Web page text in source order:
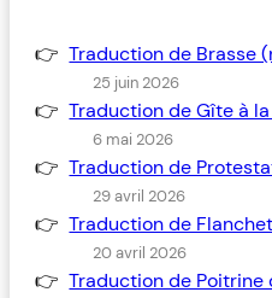
Traduction de Brasse
25 juin 2026
Traduction de Gîte à
6 mai 2026
Traduction de
29 avril 2026
Traduction de
20 avril 2026
Traduction de